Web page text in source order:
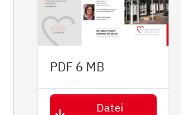
PDF 6 MB
Datei